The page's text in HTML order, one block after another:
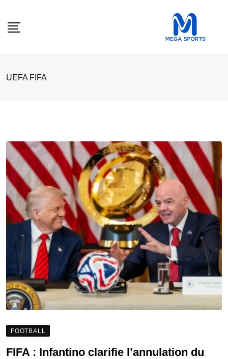
UEFA FIFA
FOOTBALL
FIFA : Infantino clarifie l’annulation du